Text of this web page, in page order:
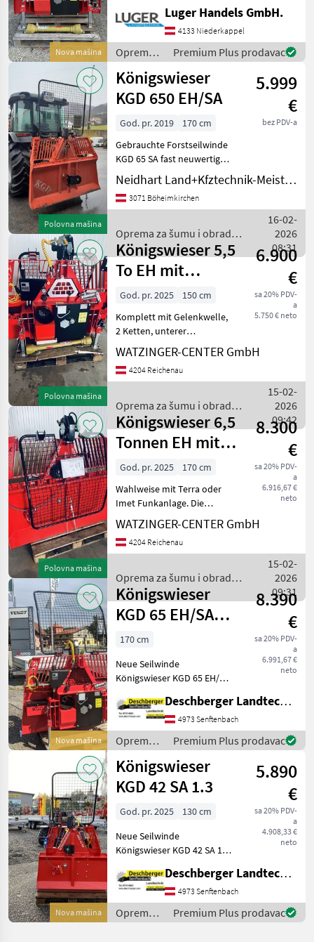
Nova mašina
Würgeketten 7 x 2000 "rot"
- 2 Seilgleiter - 1
Seilendstück - Gelenkwelle
-
Luger Handels GmbH.
4133 Niederkappel
Oprema
za šumu i
obradu
drveta /
Königswieser
Premium Plus prodavac
Polovna mašina
Königswieser
KGD 650 EH/SA
5.999
€
bez PDV-a
God. pr. 2019
170 cm
Gebrauchte Forstseilwinde
KGD 65 SA fast neuwertig
Schildbreite 170 cm. Ca 80m
Seil 11mm hvd.
Gelenkwelle. 2 Seilgleiter
Seileinlauf, Anhängvor
Neidhart Land+Kfztechnik-Meisterbetrieb
3071 Böheimkirchen
Oprema za šumu i obradu
drveta / Königswieser
16-02-
2026
08:31
Polovna mašina
Königswieser 5,5
To EH mit
Seilausstoß
6.900
€
sa 20% PDV-
a
5.750 € neto
God. pr. 2025
150 cm
Komplett mit Gelenkwelle,
2 Ketten, unterer
Seileinlauf, 70 Meter 10er
Seil Die Seilwinden der
Marke Königswieser, Modell
zuverlässige Geräte,
WATZINGER-CENTER GmbH
4204 Reichenau
Oprema za šumu i obradu
drveta / Königswieser
15-02-
2026
09:42
Polovna mašina
Königswieser 6,5
Tonnen EH mit
Seilausstoß
8.300
€
sa 20% PDV-
a
6.916,67 €
neto
God. pr. 2025
170 cm
Wahlweise mit Terra oder
Imet Funkanlage. Die
Seilwinden der Marke
Königswieser, Modell
[Modellname], sind
Zuverlässigkeit und
Leistungsfähigkeit i
WATZINGER-CENTER GmbH
4204 Reichenau
Oprema za šumu i obradu
drveta / Königswieser
15-02-
2026
09:31
Nova mašina
Königswieser
KGD 65 EH/SA
1.7
8.390
€
sa 20% PDV-
a
6.991,67 €
neto
170 cm
Neue Seilwinde
Königswieser KGD 65 EH/SA
Sofort Verfügbar - 6, 5 to
Zugleistung - Seilausstoß
und Einlaufbremse -
Funkanlage KGF 103-
Deschberger Landtechnik GmbH
4973 Senftenbach
Oprema
za šumu i
obradu
drveta /
Königswieser
Premium Plus prodavac
Nova mašina
Königswieser
KGD 42 SA 1.3
5.890
€
sa 20% PDV-
a
4.908,33 €
neto
God. pr. 2025
130 cm
Neue Seilwinde
Königswieser KGD 42 SA 1.3
Seilausstoß und
Einlaufbremse - Funkanlage
- 60m hochverdichtetes 8,
5mm Seil - 2 Würgeketten
Deschberger Landtechnik GmbH
4973 Senftenbach
Oprema
za šumu i
Premium Plus prodavac